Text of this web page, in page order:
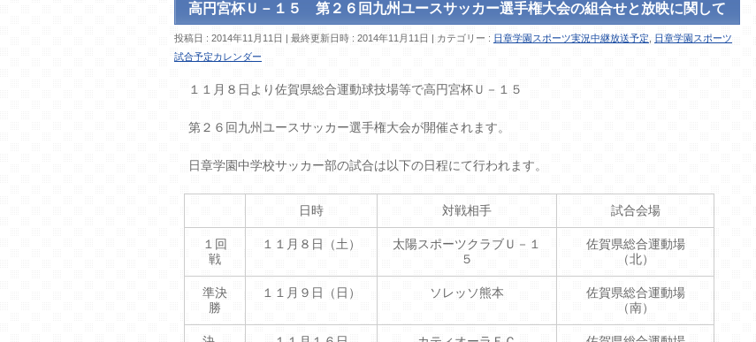
高円宮杯Ｕ－１５ 第２６回九州ユースサッカー選手権大会の組合せと放映に関して
投稿日 : 2014年11月11日 最終更新日時 : 2014年11月11日 カテゴリー : 日章学園スポーツ実況中継放送予定
日章学園スポーツ
試合予定カレンダー
１１月８日より佐賀県総合運動球技場等で高円宮杯Ｕ－１５
第２６回九州ユースサッカー選手権大会が開催されます。
日章学園中学校サッカー部の試合は以下の日程にて行われます。
日時 対戦相手 試合会場
１回
戦
１１月８日（土）
太陽スポーツクラブＵ－１
５
佐賀県総合運動場
（北）
準決
勝
１１月９日（日） ソレッソ熊本
佐賀県総合運動場
（南）